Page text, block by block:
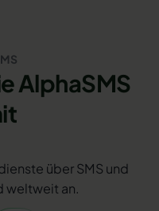
AlphaSMS
über SMS und
weltweit an.